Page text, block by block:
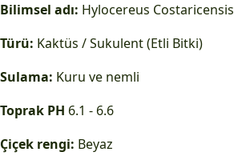
Bilimsel adı: Hylocereus Costaricensis
Türü: Kaktüs / Sukulent (Etli Bitki)
Sulama: Kuru ve nemli
Toprak PH 6.1 - 6.6
Çiçek rengi: Beyaz